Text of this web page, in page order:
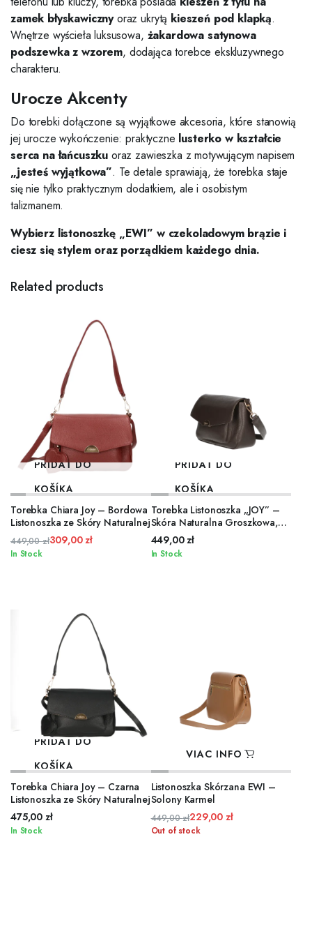
zamek błyskawicznyoraz ukrytą kieszeń pod klapką.
Wnętrze wyścieła luksusowa, żakardowa satynowa
podszewka z wzorem, dodająca torebce ekskluzywnego
charakteru.
Urocze Akcenty
Do torebki dołączone są wyjątkowe akcesoria, które stanowią
jej urocze wykończenie: praktyczne lusterko w kształcie
serca na łańcuszku oraz zawieszka z motywującym napisem
„jesteś wyjątkowa”. Te detale sprawiają, że torebka staje
się nie tylko praktycznym dodatkiem, ale i osobistym
talizmanem.
Wybierz listonoszkę „EWI” w czekoladowym brązie i
ciesz się stylem oraz porządkiem każdego dnia.
Related products
PRIDAŤ DO
KOŠÍKA
Torebka Chiara Joy – Bordowa
Listonoszka ze Skóry Naturalnej
449,00zł
Pôvodná
309,00zł
Aktuálna
In Stock
PRIDAŤ DO
KOŠÍKA
Torebka Listonoszka „JOY” –
Skóra Naturalna Groszkowa,
Czekolada
449,00zł
In Stock
PRIDAŤ DO
KOŠÍKA
Torebka Chiara Joy – Czarna
Listonoszka ze Skóry Naturalnej
475,00 zł
In Stock
VIAC INFO
Listonoszka Skórzana EWI –
Solony Karmel
449,00zł
Pôvodná
229,00 zł
Aktuálna
Out of stock